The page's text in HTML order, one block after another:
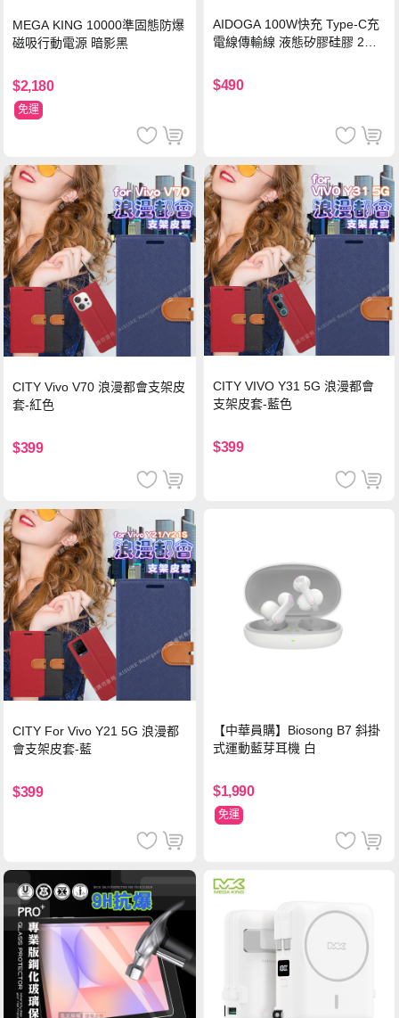
MEGA KING 10000準固態防爆
磁吸行動電源 暗影黑
$2,180
免運
AIDOGA 100W快充 Type-C充
電線傳輸線 液態矽膠硅膠 2M
$490
CITY Vivo V70 浪漫都會支架皮
套-紅色
$399
CITY VIVO Y31 5G 浪漫都會
支架皮套-藍色
$399
CITY For Vivo Y21 5G 浪漫都
會支架皮套-藍
$399
【中華員購】Biosong B7 斜掛
式運動藍芽耳機 白
$1,990
免運